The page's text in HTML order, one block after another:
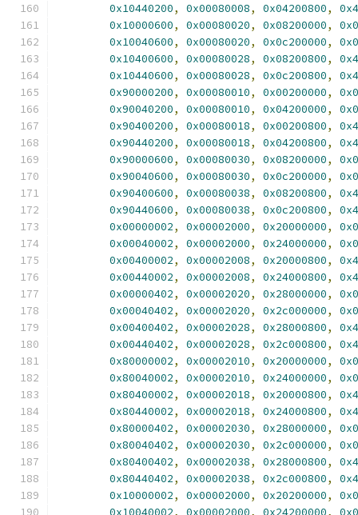
0x10440200, 0x00080008, 0x04200800,
0x10000600, 0x00080020, 0x08200000,
0x10040600, 0x00080020, 0x0c200000,
0x10400600, 0x00080028, 0x08200800,
0x10440600, 0x00080028, 0x0c200800,
0x90000200, 0x00080010, 0x00200000,
0x90040200, 0x00080010, 0x04200000,
0x90400200, 0x00080018, 0x00200800,
0x90440200, 0x00080018, 0x04200800,
0x90000600, 0x00080030, 0x08200000,
0x90040600, 0x00080030, 0x0c200000,
0x90400600, 0x00080038, 0x08200800,
0x90440600, 0x00080038, 0x0c200800,
0x00000002, 0x00002000, 0x20000000,
0x00040002, 0x00002000, 0x24000000,
0x00400002, 0x00002008, 0x20000800,
0x00440002, 0x00002008, 0x24000800,
0x00000402, 0x00002020, 0x28000000,
0x00040402, 0x00002020, 0x2c000000,
0x00400402, 0x00002028, 0x28000800,
0x00440402, 0x00002028, 0x2c000800,
0x80000002, 0x00002010, 0x20000000,
0x80040002, 0x00002010, 0x24000000,
0x80400002, 0x00002018, 0x20000800,
0x80440002, 0x00002018, 0x24000800,
0x80000402, 0x00002030, 0x28000000,
0x80040402, 0x00002030, 0x2c000000,
0x80400402, 0x00002038, 0x28000800,
0x80440402, 0x00002038, 0x2c000800,
0x10000002, 0x00002000, 0x20200000,
0x10040002, 0x00002000, 0x24200000,